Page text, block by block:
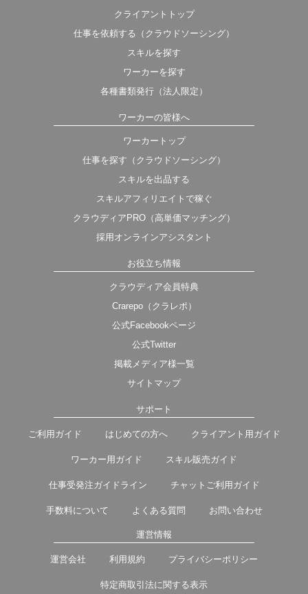
クライアントトップ
仕事を依頼する（クラウドソーシング）
スキルを探す
ワーカーを探す
各種書類発行（法人限定）
ワーカーの皆様へ
ワーカートップ
仕事を探す（クラウドソーシング）
スキルを出品する
スキルアフィリエイトで稼ぐ
クラウディアPRO（高単価マッチング）
採用オンラインアシスタント
お役立ち情報
クラウディア会員特典
Crarepo（クラレポ）
公式Facebookページ
公式Twitter
掲載メディア様一覧
サイトマップ
サポート
ご利用ガイド はじめての方へ クライアント用ガイド
ワーカー用ガイド スキル販売ガイド
仕事受発注ガイドライン チャットご利用ガイド
手数料について よくある質問 お問い合わせ
運営情報
運営会社 利用規約 プライバシーポリシー
特定商取引法に関する表示